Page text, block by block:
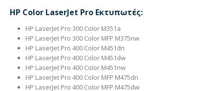
HP Color LaserJet Pro Εκτυπωτές:
HP LaserJet Pro 300 Color M351a
HP LaserJet Pro 300 Color MFP M375nw
HP LaserJet Pro 400 Color M451dn
HP LaserJet Pro 400 Color M451dw
HP LaserJet Pro 400 Color M451nw
HP LaserJet Pro 400 Color MFP M475dn
HP LaserJet Pro 400 Color MFP M475dw